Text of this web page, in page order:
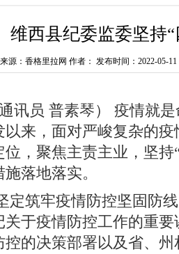
维西县纪委监委坚持
来源：香格里拉网 作者： 发布时间：2022-05-11
讯员 普素琴） 疫情就
来，面对严峻复杂的
，聚焦主责主业，坚持
落地落实。
定筑牢疫情防控坚固防
于疫情防控工作的重
的决策部署以及省、